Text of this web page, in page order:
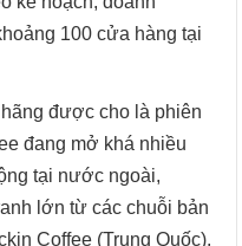
100 cửa hàng tại
được cho là phiên
đang mở khá nhiều
tại nước ngoài,
lớn từ các chuỗi bản
Coffee (Trung Quốc).